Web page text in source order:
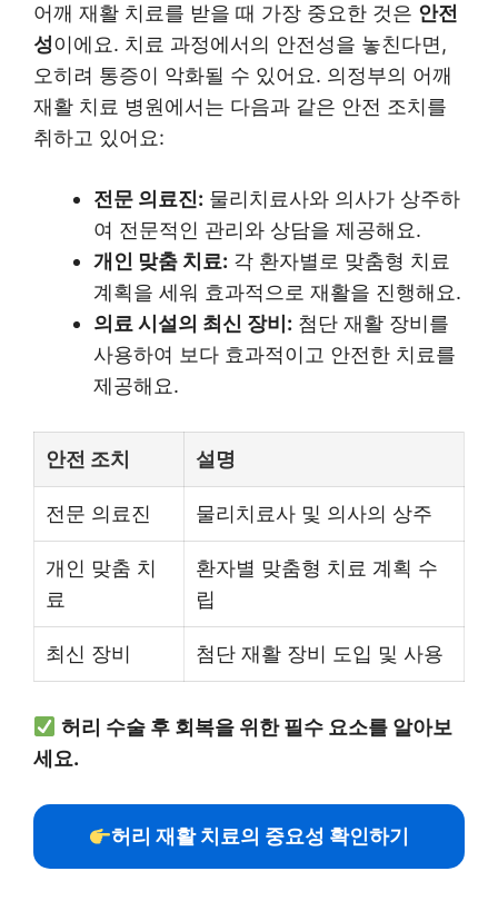
어깨 재활 치료를 받을 때 가장 중요한 것은 안전
성이에요. 치료 과정에서의 안전성을 놓친다면,
오히려 통증이 악화될 수 있어요. 의정부의 어깨
재활 치료 병원에서는 다음과 같은 안전 조치를
취하고 있어요:
전문 의료진: 물리치료사와 의사가 상주하
여 전문적인 관리와 상담을 제공해요.
개인 맞춤 치료: 각 환자별로 맞춤형 치료
계획을 세워 효과적으로 재활을 진행해요.
의료 시설의 최신 장비: 첨단 재활 장비를
사용하여 보다 효과적이고 안전한 치료를
제공해요.
안전 조치 설명
전문 의료진 물리치료사 및 의사의 상주
개인 맞춤 치
료
환자별 맞춤형 치료 계획 수
립
최신 장비 첨단 재활 장비 도입 및 사용
허리 수술 후 회복을 위한 필수 요소를 알아보
세요.
허리 재활 치료의 중요성 확인하기